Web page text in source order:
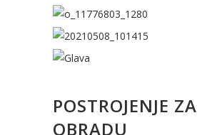
POSTROJENJE ZA
OBRADU